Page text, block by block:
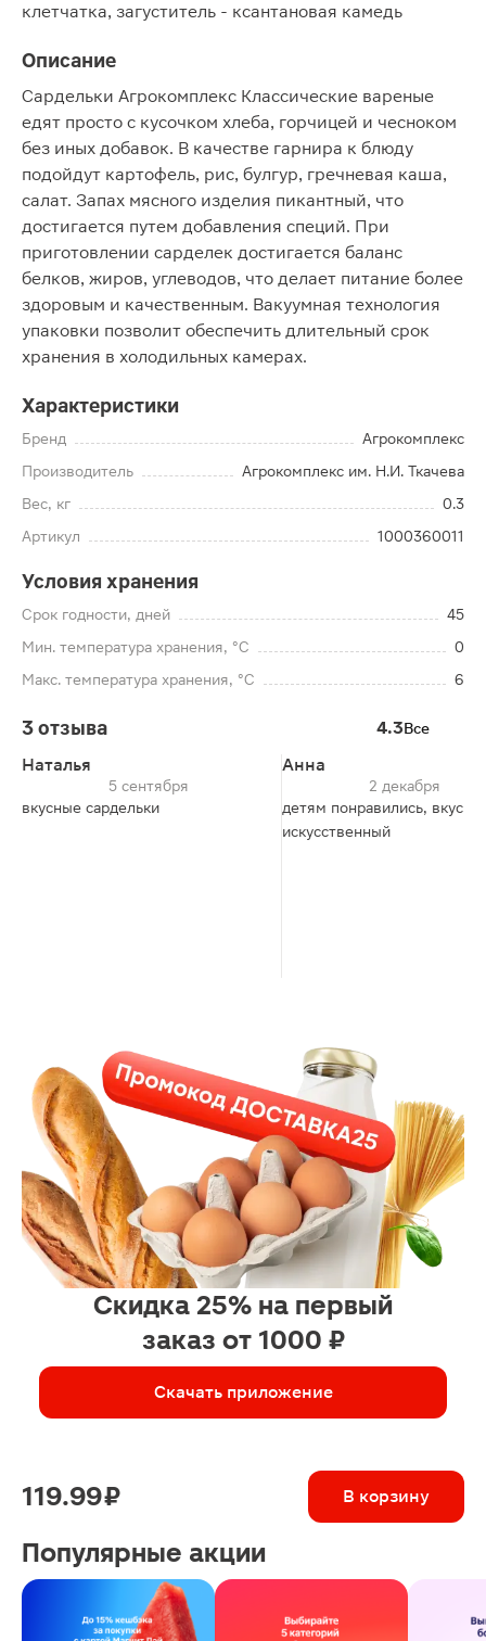
клетчатка, загуститель - ксантановая камедь
Описание
Сардельки Агрокомплекс Классические вареные
едят просто с кусочком хлеба, горчицей и чесноком
без иных добавок. В качестве гарнира к блюду
подойдут картофель, рис, булгур, гречневая каша,
салат. Запах мясного изделия пикантный, что
достигается путем добавления специй. При
приготовлении сарделек достигается баланс
белков, жиров, углеводов, что делает питание более
здоровым и качественным. Вакуумная технология
упаковки позволит обеспечить длительный срок
хранения в холодильных камерах.
Характеристики
Бренд
Агрокомплекс
Производитель
Агрокомплекс им. Н.И. Ткачева
Вес, кг
0.3
Артикул
1000360011
Условия хранения
Срок годности, дней
45
Мин. температура хранения, °C
0
Макс. температура хранения, °C
6
3 отзыва 4.3Все
Наталья
5 сентября
вкусные сардельки
Анна
2 декабря
детям понравились, вкус не
искусственный
Скидка 25% на первый
заказ от 1000 ₽
Скачать приложение
119.99 ₽ В корзину
Популярные акции